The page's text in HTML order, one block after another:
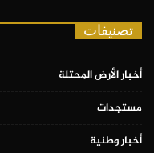
تصنيفات
أخبار الأرض المحتلة
مستجدات
أخبار وطنية